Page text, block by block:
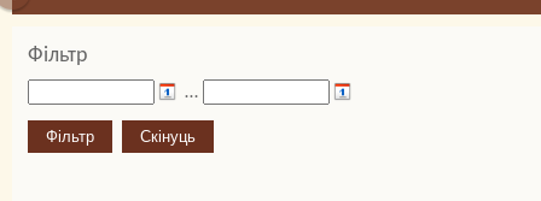
Фільтр
…